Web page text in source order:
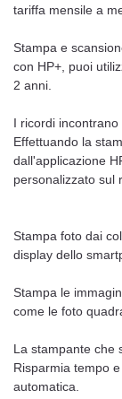
tariffa mensile a
Stampa e
con HP+, puoi
2 anni.
I ricordi
Effettuando la
dall'applicazione
personalizzato sul
Stampa foto dai
display dello
Stampa le
come le foto
La stampante che
Risparmia tempo
automatica.